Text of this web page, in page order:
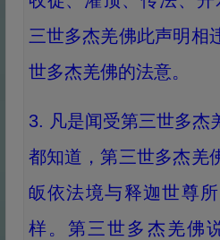
三世多杰羌佛此声明相
世多杰羌佛的法意。
3. 凡是闻受第三世多杰
都知道，第三世多杰羌
皈依法境与释迦世尊
样。第三世多杰羌佛